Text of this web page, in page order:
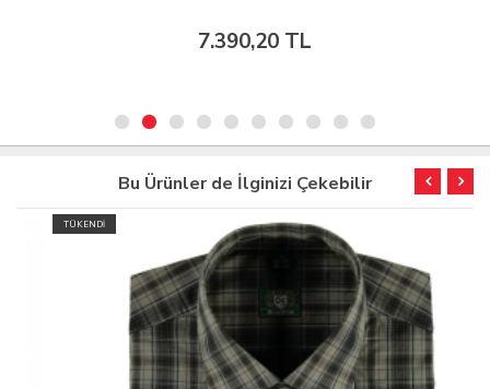
7.390,20 TL
Bu Ürünler de İlginizi Çekebilir
TÜKENDİ